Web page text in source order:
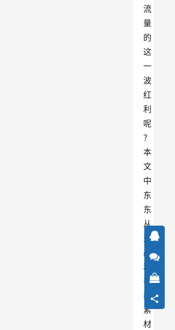
流
量
的
这
一
波
红
利
呢
？
本
文
中
东
东
从
选
品
和
视
频
素
材